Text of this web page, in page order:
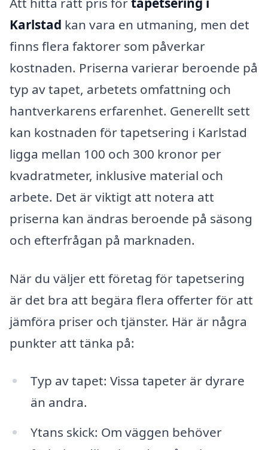
Karlstad kan vara en utmaning, men det
finns flera faktorer som påverkar
kostnaden. Priserna varierar beroende på
typ av tapet, arbetets omfattning och
hantverkarens erfarenhet. Generellt sett
kan kostnaden för tapetsering i Karlstad
ligga mellan 100 och 300 kronor per
kvadratmeter, inklusive material och
arbete. Det är viktigt att notera att
priserna kan ändras beroende på säsong
och efterfrågan på marknaden.
När du väljer ett företag för tapetsering
är det bra att begära flera offerter för att
jämföra priser och tjänster. Här är några
punkter att tänka på:
Typ av tapet: Vissa tapeter är dyrare
än andra.
Ytans skick: Om väggen behöver